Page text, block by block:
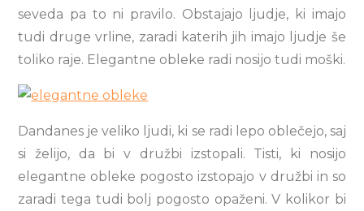
seveda pa to ni pravilo. Obstajajo ljudje, ki imajo
tudi druge vrline, zaradi katerih jih imajo ljudje še
toliko raje. Elegantne obleke radi nosijo tudi moški.
Dandanes je veliko ljudi, ki se radi lepo oblečejo, saj
si želijo, da bi v družbi izstopali. Tisti, ki nosijo
elegantne obleke pogosto izstopajo v družbi in so
zaradi tega tudi bolj pogosto opaženi. V kolikor bi